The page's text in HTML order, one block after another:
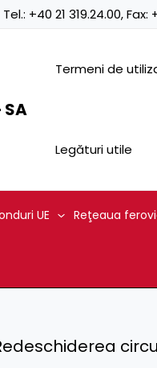
Tel.: +40 21 319.24.00, Fax:
Termeni de
Legături utile
UE Reţeaua